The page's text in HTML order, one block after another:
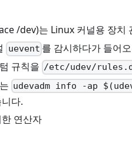
/dev)는 Linux 커널용 장치
uevent 를 감시하다가 들어
규칙을 /etc/udev/
udevadm info -ap
다.
연산자